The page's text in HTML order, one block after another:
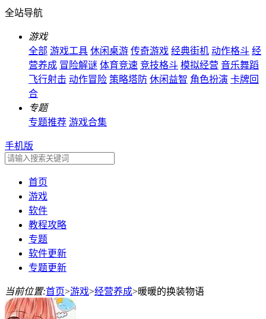
全站导航
游戏
全部 游戏工具 休闲桌游 传奇游戏 经典街机 动作格斗 经
营养成 冒险解谜 体育竞速 竞技格斗 模拟经营 音乐舞蹈
飞行射击 动作冒险 策略塔防 休闲益智 角色扮演 卡牌回
合
专题
专题推荐 游戏合集
手机版
首页
游戏
软件
教程攻略
专题
软件更新
专题更新
当前位置:首页>游戏>经营养成>暖暖的换装物语